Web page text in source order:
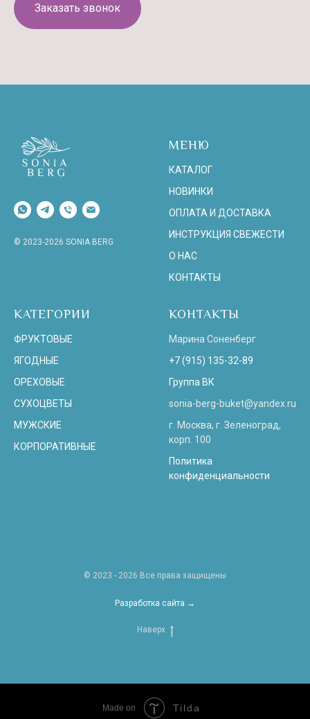
Заказать звонок
© 2023-2026 SONIA BERG
МЕНЮ
КАТАЛОГ
НОВИНКИ
ОПЛАТА И ДОСТАВКА
ИНСТРУКЦИЯ СВЕЖЕСТИ
О НАС
КОНТАКТЫ
КАТЕГОРИИ
ФРУКТОВЫЕ
ЯГОДНЫЕ
ОРЕХОВЫЕ
СУХОЦВЕТЫ
МУЖСКИЕ
КОРПОРАТИВНЫЕ
КОНТАКТЫ
Марина Соненберг
+7 (915) 135-32-89
Группа ВК
sonia-berg-buket@yandex.ru
г. Москва, г. Зеленоград,
корп. 100
Политика
конфиденциальности
© 2023 - 2026 Все права защищены
Разработка сайта →
Наверх
Made on Tilda